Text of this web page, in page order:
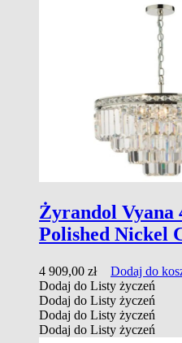
Żyrandol Vyana
Polished Nickel
4 909,00 zł
Dodaj do
Dodaj do Listy życzeń
Dodaj do Listy życzeń
Dodaj do Listy życzeń
Dodaj do Listy życzeń